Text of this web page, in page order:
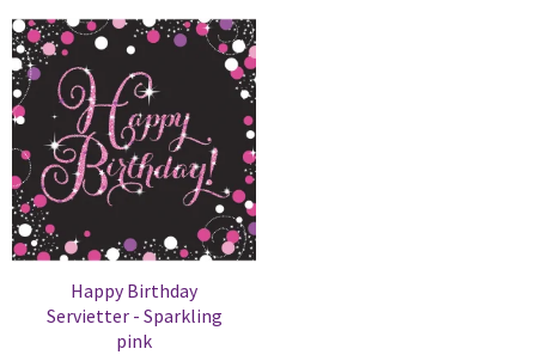
Happy Birthday
Servietter - Sparkling
pink